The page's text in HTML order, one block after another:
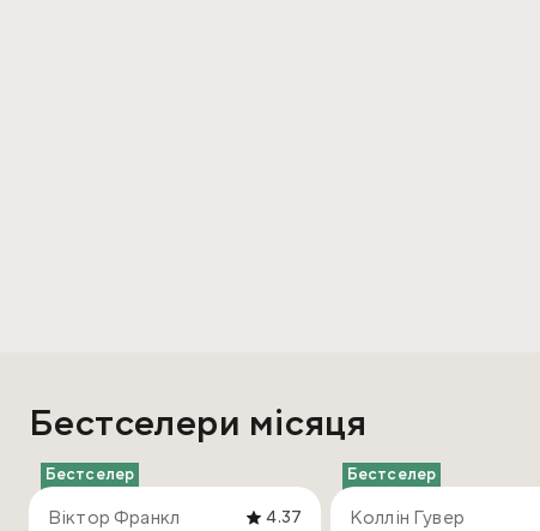
Бестселери місяця
Бестселер
Віктор Франкл 4.37
Бестселер
Коллін Гувер